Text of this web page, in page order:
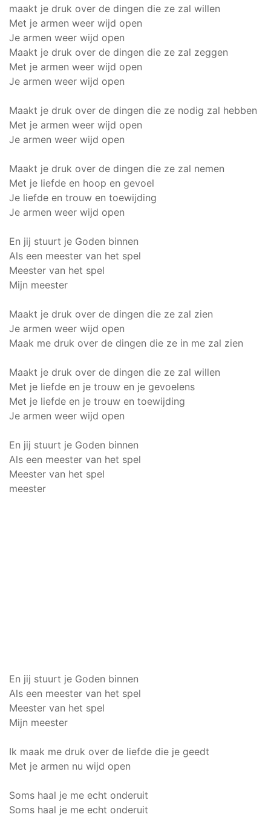
maakt je druk over de dingen die ze zal willen
Met je armen weer wijd open
Je armen weer wijd open
Maakt je druk over de dingen die ze zal zeggen
Met je armen weer wijd open
Je armen weer wijd open
Maakt je druk over de dingen die ze nodig zal hebben
Met je armen weer wijd open
Je armen weer wijd open
Maakt je druk over de dingen die ze zal nemen
Met je liefde en hoop en gevoel
Je liefde en trouw en toewijding
Je armen weer wijd open
En jij stuurt je Goden binnen
Als een meester van het spel
Meester van het spel
Mijn meester
Maakt je druk over de dingen die ze zal zien
Je armen weer wijd open
Maak me druk over de dingen die ze in me zal zien
Maakt je druk over de dingen die ze zal willen
Met je liefde en je trouw en je gevoelens
Met je liefde en je trouw en toewijding
Je armen weer wijd open
En jij stuurt je Goden binnen
Als een meester van het spel
Meester van het spel
meester
En jij stuurt je Goden binnen
Als een meester van het spel
Meester van het spel
Mijn meester
Ik maak me druk over de liefde die je geedt
Met je armen nu wijd open
Soms haal je me echt onderuit
Soms haal je me echt onderuit